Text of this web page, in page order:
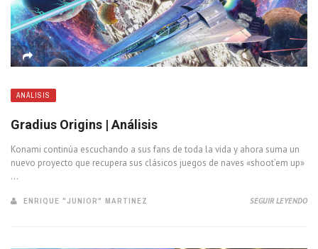
ANÁLISIS
Gradius Origins | Análisis
Konami continúa escuchando a sus fans de toda la vida y ahora suma un
nuevo proyecto que recupera sus clásicos juegos de naves «shoot’em up»
...
ENRIQUE "JUNIOR" MARTINEZ SEGUIR LEYENDO